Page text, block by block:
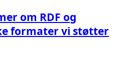
om RDF og
formater vi støtter